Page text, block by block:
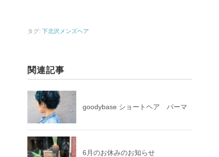
タグ: 下北沢メンズヘア
関連記事
goodybase ショートヘア パーマ
6月のお休みのお知らせ